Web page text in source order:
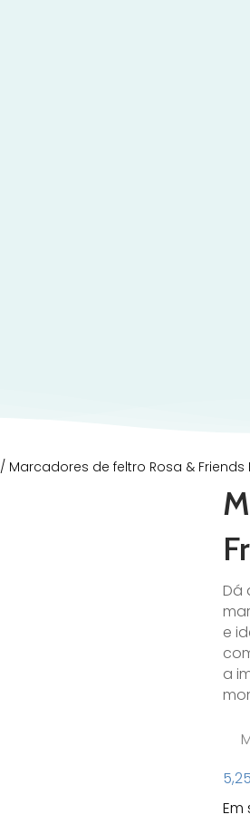
/ Marcadores de feltro Rosa & Friends
Dá
e
a
5,25
Em